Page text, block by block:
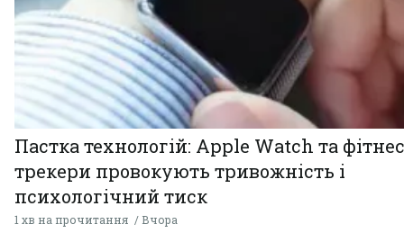
Пастка технологій: Apple Watch та
трекери провокують тривожність і
психологічний тиск
1 хв на прочитання Вчора